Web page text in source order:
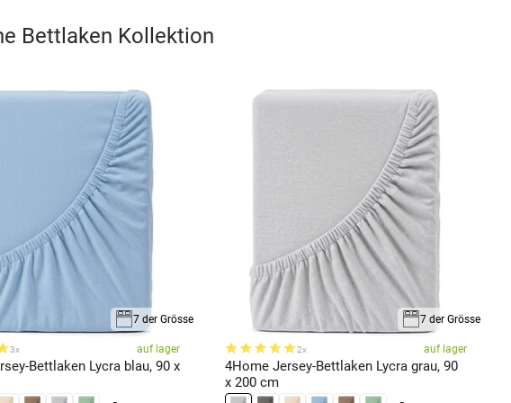
Bettlaken Kollektion
7 der Grösse
3x auf lager
Bettlaken Lycra blau, 90 x
7 der Grösse
2x auf lager
4Home Jersey-Bettlaken Lycra grau, 90
x 200 cm